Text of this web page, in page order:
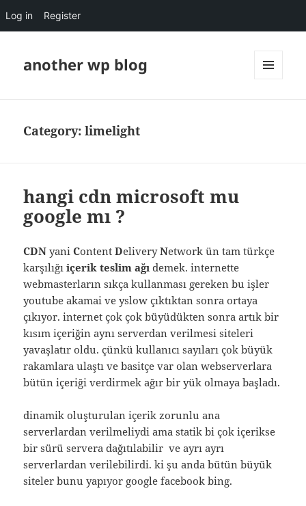
Log in Register
another wp blog
Category:limelight
hangi cdn microsoft mu
google mı ?
CDN yaniContentDeliveryNetwork ün tam türkçe
karşılığıiçerik teslim ağıdemek. internette
webmasterların sıkça kullanması gereken bu işler
youtube akamai ve yslow çıktıktan sonra ortaya
çıkıyor. internet çok çok büyüdükten sonra artık bir
kısım içeriğin aynı serverdan verilmesi siteleri
yavaşlatır oldu. çünkü kullanıcı sayıları çok büyük
rakamlara ulaştı ve basitçe var olan webserverlara
bütün içeriği verdirmek ağır bir yük olmaya başladı.
dinamik oluşturulan içerik zorunlu ana
serverlardan verilmeliydi ama statik bi çok içerikse
bir sürü servera dağıtılabilir ve ayrı ayrı
serverlardan verilebilirdi. ki şu anda bütün büyük
siteler bunu yapıyor google facebook bing.